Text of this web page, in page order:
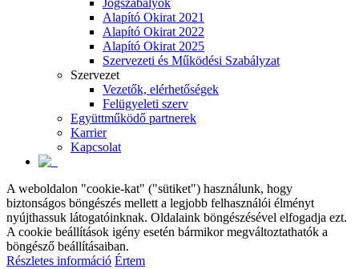
Jogszabályok
Alapító Okirat 2021
Alapító Okirat 2022
Alapító Okirat 2025
Szervezeti és Működési Szabályzat
Szervezet
Vezetők, elérhetőségek
Felügyeleti szerv
Együttműködő partnerek
Karrier
Kapcsolat
A weboldalon "cookie-kat" ("sütiket") használunk, hogy
biztonságos böngészés mellett a legjobb felhasználói élményt
nyújthassuk látogatóinknak. Oldalaink böngészésével elfogadja ezt.
A cookie beállítások igény esetén bármikor megváltoztathatók a
böngésző beállításaiban.
Részletes információ Értem